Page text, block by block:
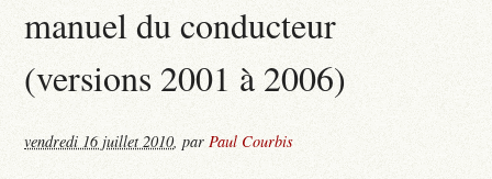
manuel du conducteur
(versions 2001 à 2006)
vendredi 16 juillet 2010,parPaul Courbis